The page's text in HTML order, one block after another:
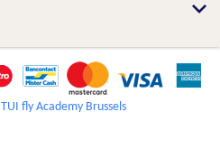
TUI fly Academy Brussels